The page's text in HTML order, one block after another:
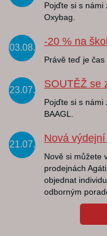
Pojďte si s námi
Oxybag.
03.08.
-20 % na
Právě teď je
23.07.
SOUTĚŽ se
Pojďte si s námi
BAAGL.
21.07.
Nová
Nově si můžete
prodejnách
objednat
odborným